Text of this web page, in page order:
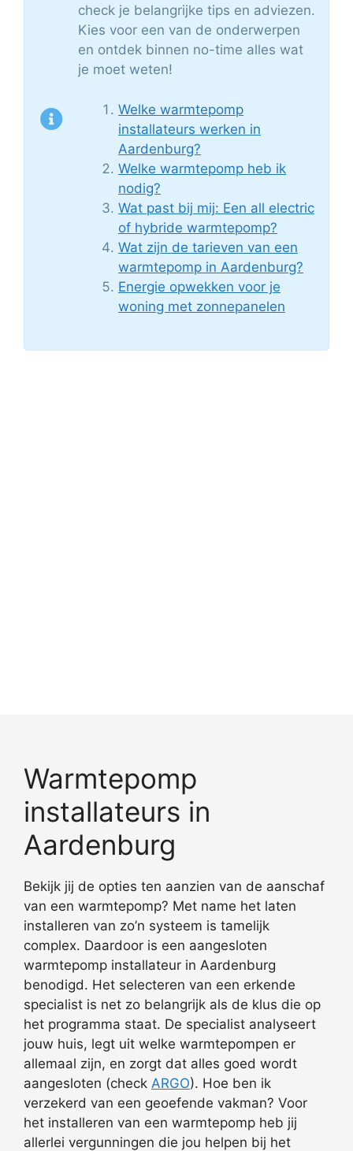
check je belangrijke tips en adviezen.
Kies voor een van de onderwerpen
en ontdek binnen no-time alles wat
je moet weten!
Welke warmtepomp
installateurs werken in
Aardenburg?
Welke warmtepomp heb ik
nodig?
Wat past bij mij: Een all electric
of hybride warmtepomp?
Wat zijn de tarieven van een
warmtepomp in Aardenburg?
Energie opwekken voor je
woning met zonnepanelen
Warmtepomp
installateurs in
Aardenburg
Bekijk jij de opties ten aanzien van de aanschaf
van een warmtepomp? Met name het laten
installeren van zo’n systeem is tamelijk
complex. Daardoor is een aangesloten
warmtepomp installateur in Aardenburg
benodigd. Het selecteren van een erkende
specialist is net zo belangrijk als de klus die op
het programma staat. De specialist analyseert
jouw huis, legt uit welke warmtepompen er
allemaal zijn, en zorgt dat alles goed wordt
aangesloten (check ARGO). Hoe ben ik
verzekerd van een geoefende vakman? Voor
het installeren van een warmtepomp heb jij
allerlei vergunningen die jou helpen bij het